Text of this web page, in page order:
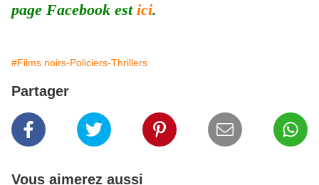
page Facebook est ici.
#Films noirs-Policiers-Thrillers
Partager
Vous aimerez aussi